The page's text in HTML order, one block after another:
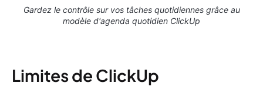
Gardez le contrôle sur vos tâches quotidiennes grâce au
modèle d'agenda quotidien ClickUp
Limites de ClickUp